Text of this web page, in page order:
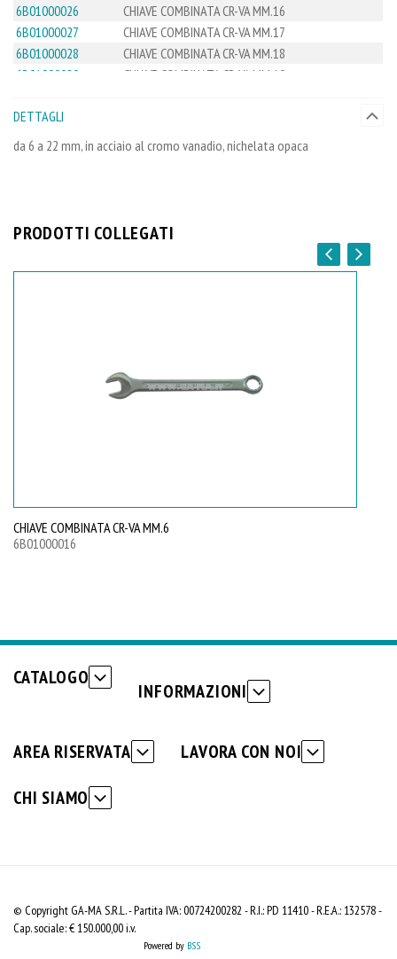
6B01000026
CHIAVE COMBINATA CR-VA MM.16
6B01000027
CHIAVE COMBINATA CR-VA MM.17
6B01000028
CHIAVE COMBINATA CR-VA MM.18
6B01000029
CHIAVE COMBINATA CR-VA MM.19
6B01000031
6B01000032
CHIAVE COMBINATA CR-VA MM.22
DETTAGLI
da 6 a 22 mm, in acciaio al cromo vanadio, nichelata opaca
PRODOTTI COLLEGATI
CHIAVE COMBINATA CR-VA MM.6
6B01000016
CHI SIAMO
CATALOGO
INFORMAZIONI
AREA RISERVATA LAVORA CON NOI
© Copyright GA-MA S.R.L. - Partita IVA: 00724200282 - R.I.: PD 11410 - R.E.A.: 132578 -
Cap. sociale: € 150.000,00 i.v.
Powered by BSS